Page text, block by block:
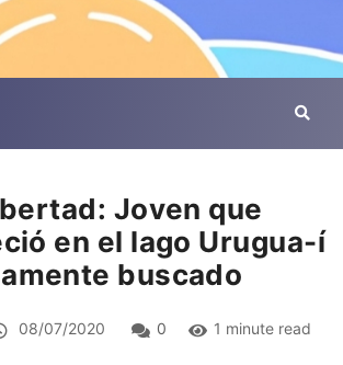
Joven que
en el lago Urugua-í
buscado
08/07/2020 0 1 minute read